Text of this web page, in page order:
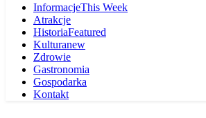
InformacjeThis Week
Atrakcje
HistoriaFeatured
Kulturanew
Zdrowie
Gastronomia
Gospodarka
Kontakt